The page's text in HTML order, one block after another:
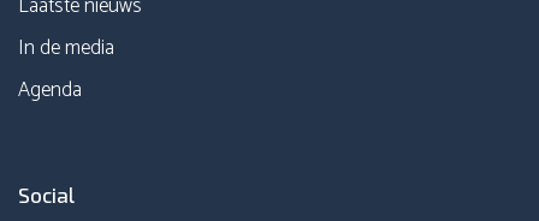
In de media
Agenda
Social